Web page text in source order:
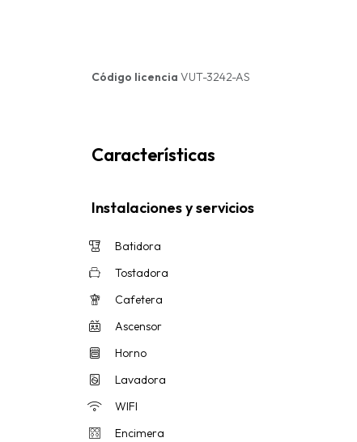
Código licencia VUT-3242-AS
Características
Instalaciones y servicios
Batidora
Tostadora
Cafetera
Ascensor
Horno
Lavadora
WIFI
Encimera